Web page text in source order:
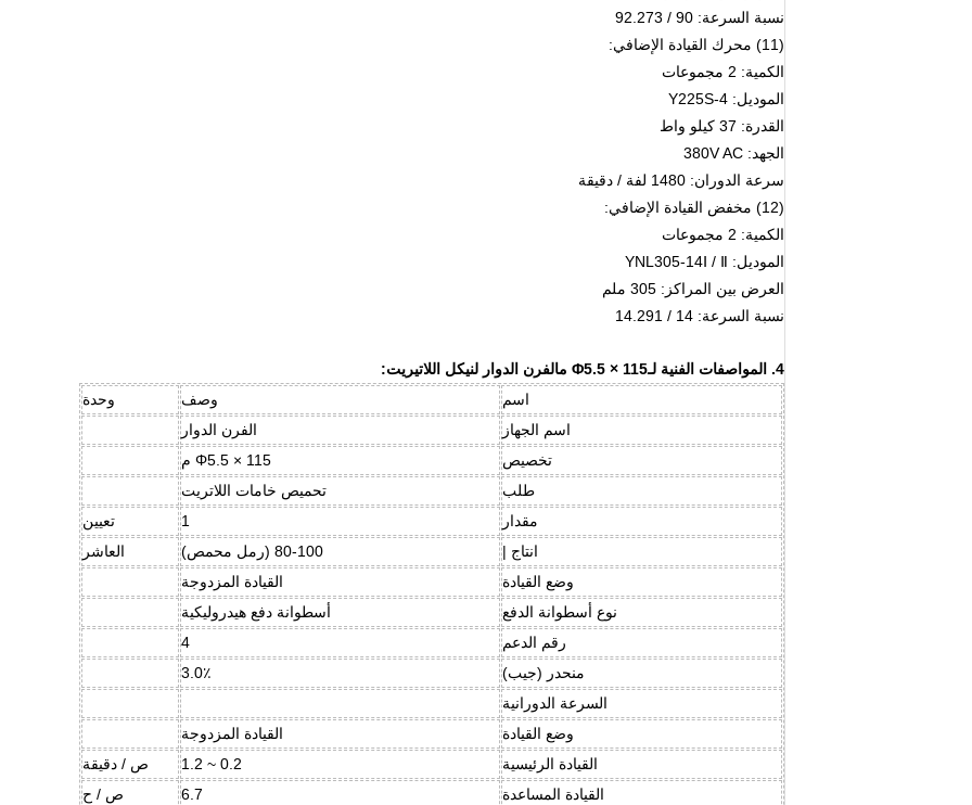
نسبة السرعة: 90 / 92.273
(11) محرك القيادة الإضافي:
الكمية: 2 مجموعات
الموديل: Y225S-4
القدرة: 37 كيلو واط
الجهد: 380V AC
سرعة الدوران: 1480 لفة / دقيقة
(12) مخفض القيادة الإضافي:
الكمية: 2 مجموعات
الموديل: YNL305-14Ⅰ / Ⅱ
العرض بين المراكز: 305 ملم
نسبة السرعة: 14 / 14.291
4. المواصفات الفنية لـ Φ5.5 × 115 م
الفرن الدوار لنيكل اللاتيريت:
اسم
وصف
وحدة
اسم الجهاز
الفرن الدوار
تخصيص
Φ5.5 × 115 م
طلب
تحميص خامات اللاتريت
مقدار
1
تعيين
انتاج |
80-100 (رمل محمص)
العاشر
وضع القيادة
القيادة المزدوجة
نوع أسطوانة الدفع
أسطوانة دفع هيدروليكية
رقم الدعم
4
منحدر (جيب)
3.0٪
السرعة الدورانية
وضع القيادة
القيادة المزدوجة
القيادة الرئيسية
0.2 ~ 1.2
ص / دقيقة
القيادة المساعدة
6.7 ص / ح